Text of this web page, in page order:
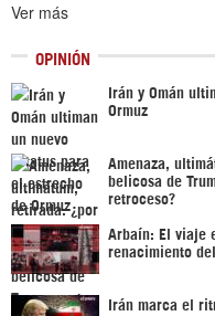
Ver más
OPINIÓN
Irán y Omán
Ormuz
Amenaza,
belicosa de
retroceso?
Arbaín: El viaje
renacimiento
Irán marca el